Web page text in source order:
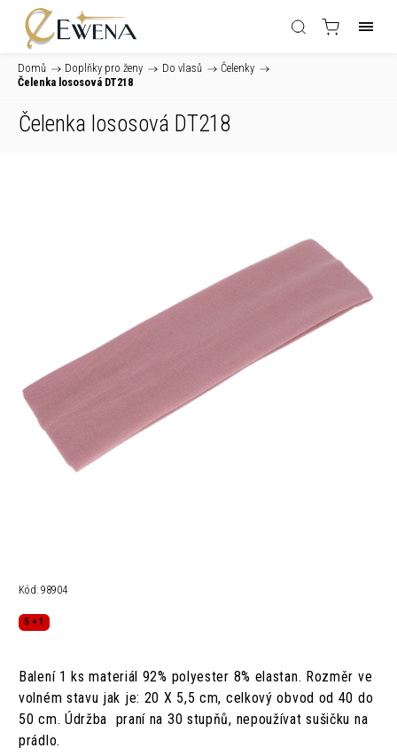
Domů / Doplňky pro ženy / Do vlasů / Čelenky /
Čelenka lososová DT218
Čelenka lososová DT218
Kód: 98904
5 + 1
Balení 1 ksmateriál 92% polyester 8% elastan. Rozměr ve
volném stavu jak je: 20 X 5,5 cm, celkový obvod od 40 do
50 cm. Údržba praní na 30 stupňů, nepoužívat sušičku na
prádlo.